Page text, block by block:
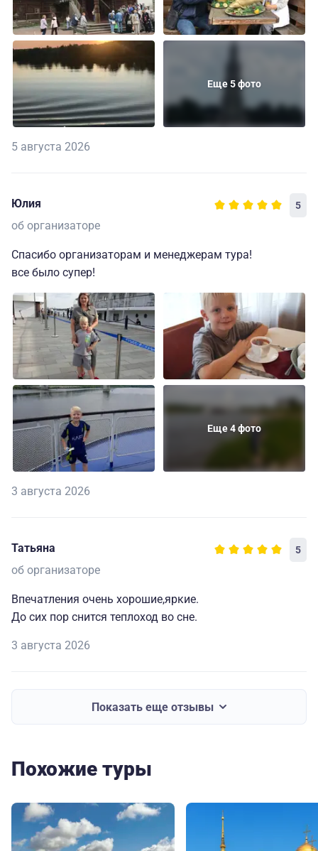
Еще 5 фото
5 августа 2026
Юлия 5
об организаторе
Спасибо организаторам и менеджерам тура!
все было супер!
Еще 4 фото
3 августа 2026
Татьяна 5
об организаторе
Впечатления очень хорошие,яркие.
До сих пор снится теплоход во сне.
3 августа 2026
Показать еще отзывы
Похожие туры